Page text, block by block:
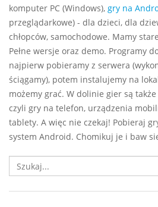
komputer PC (Windows), gry na
przeglądarkowe) - dla dzieci, dla
chłopców, samochodowe. Mamy
Pełne wersje oraz demo. Programy
najpierw pobieramy z serwera
ściągamy), potem instalujemy na
możemy grać. W dolinie gier są
czyli gry na telefon, urządzenia
tablety. A więc nie czekaj! Pobieraj
system Android. Chomikuj je i baw